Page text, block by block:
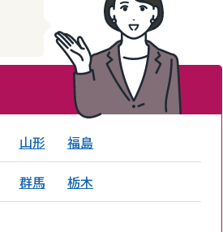
山形 福島
群馬 栃木